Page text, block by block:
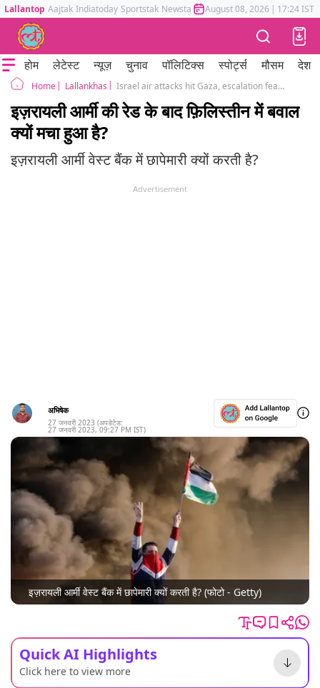
Lallantop Aajtak Indiatoday Sportstak Newstak Mumbai Tak Astrotak
August 08, 2026 | 17:24 IST
होम लेटेस्ट न्यूज़ चुनाव पॉलिटिक्स स्पोर्ट्स मौसम देश
Home Lallankhas Israel air attacks hit Gaza, escalation fears after Jenin raid
इज़रायली आर्मी की रेड के बाद फ़िलिस्तीन में बवाल
क्यों मचा हुआ है?
इज़रायली आर्मी वेस्ट बैंक में छापेमारी क्यों करती है?
Advertisement
अभिषेक
27 जनवरी 2023 (अपडेटेड:
27 जनवरी 2023, 09:27 PM IST)
इज़रायली आर्मी वेस्ट बैंक में छापेमारी क्यों करती है? (फोटो - Getty)
Quick AI Highlights
Click here to view more